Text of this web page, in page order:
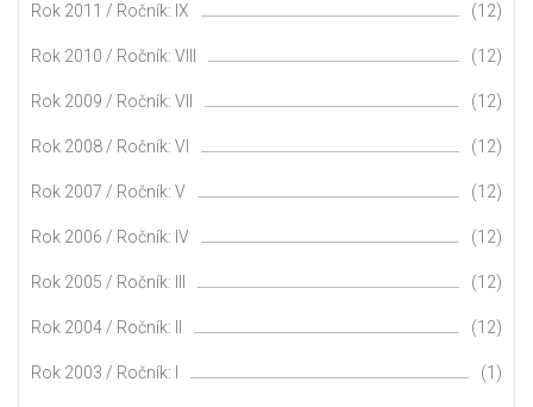
Rok 2011 / Ročník: IX (12)
Rok 2010 / Ročník: VIII (12)
Rok 2009 / Ročník: VII (12)
Rok 2008 / Ročník: VI (12)
Rok 2007 / Ročník: V (12)
Rok 2006 / Ročník: IV (12)
Rok 2005 / Ročník: III (12)
Rok 2004 / Ročník: II (12)
Rok 2003 / Ročník: I (1)